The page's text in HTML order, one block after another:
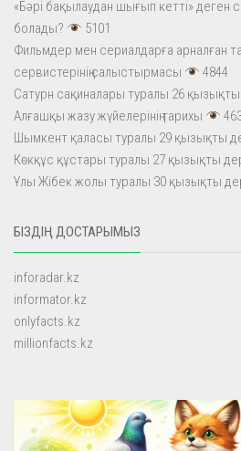
«Бәрі бақылаудан шығып кетті» деген
болады?
5101
Фильмдер мен сериалдарға арналған
сервистерінің салыстырмасы
4844
Сатурн сақиналары туралы 26
Алғашқы жазу жүйелерінің тарихы
Шымкент қаласы туралы 29 қызықты
Көкқұс құстары туралы 27 қызықты
Ұлы Жібек жолы туралы 30 қызықты
БІЗДІҢ ДОСТАРЫМЫЗ
inforadar.kz
informator.kz
onlyfacts.kz
millionfacts.kz